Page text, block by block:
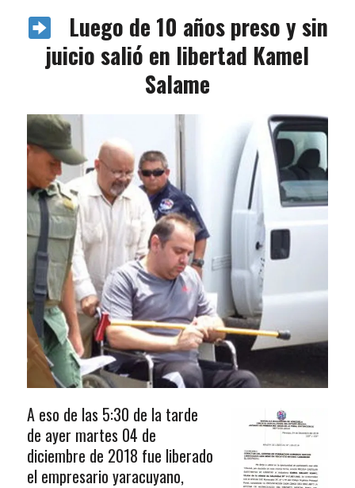
Luego de 10 años preso y sin
juicio salió en libertad Kamel
Salame
A eso de las 5:30 de la tarde
de ayer martes 04 de
diciembre de 2018 fue liberado
el empresario yaracuyano,